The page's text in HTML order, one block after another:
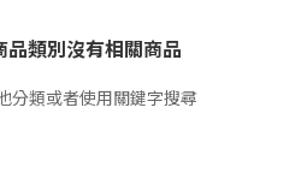
品類別沒有相關商品
分類或者使用關鍵字搜尋